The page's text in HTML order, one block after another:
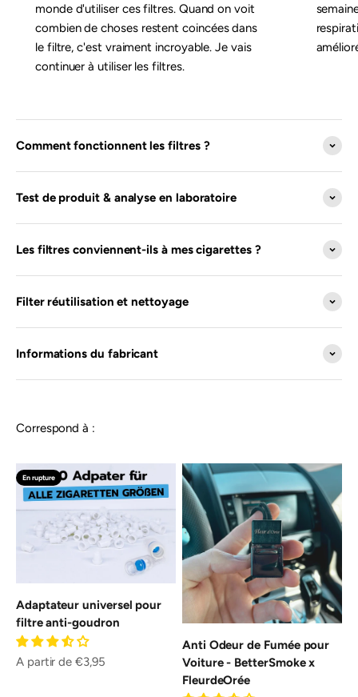
monde d'utiliser ces filtres. Quand on voit
combien de choses restent coincées dans
le filtre, c'est vraiment incroyable. Je vais
continuer à utiliser les filtres.
Comment fonctionnent les filtres ?
Test de produit & analyse en laboratoire
Les filtres conviennent-ils à mes cigarettes ?
Filter réutilisation et nettoyage
Informations du fabricant
Correspond à :
En rupture
Adaptateur universel pour
filtre anti-goudron
Prix de vente
A partir de €3,95
Anti Odeur de Fumée pour
Voiture - BetterSmoke x
FleurdeOrée